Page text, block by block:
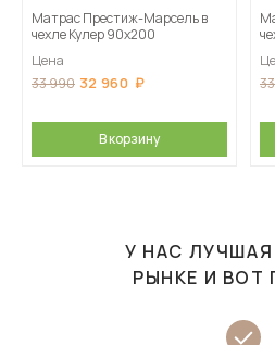
Матрас Престиж-Марсель в
чехле Кулер 90х200
Цена
33 990 32 960
В корзину
У НАС ЛУЧШАЯ
РЫНКЕ И ВОТ